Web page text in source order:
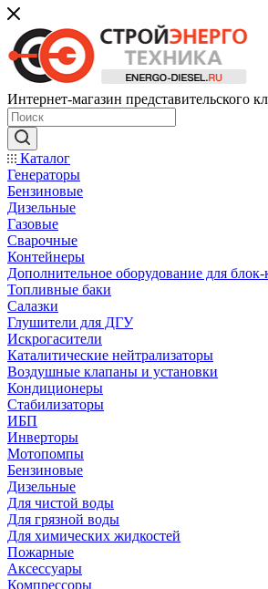
Интернет-магазин представительского
Каталог
Генераторы
Бензиновые
Дизельные
Газовые
Сварочные
Контейнеры
Дополнительное оборудование для блок-
Топливные баки
Салазки
Глушители для ДГУ
Искрогасители
Каталитические нейтрализаторы
Воздушные клапаны и установки
Кондиционеры
Стабилизаторы
ИБП
Инверторы
Мотопомпы
Бензиновые
Дизельные
Для чистой воды
Для грязной воды
Для химических жидкостей
Пожарные
Аксессуары
Компрессоры